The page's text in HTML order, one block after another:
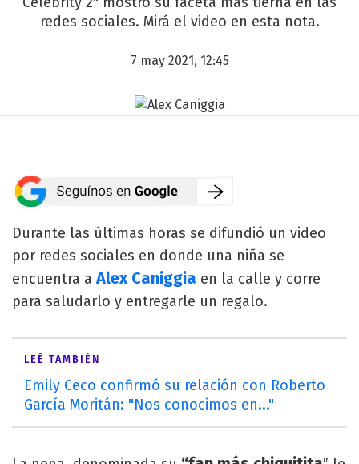
redes sociales. Mirá el video en esta nota.
7 may 2021, 12:45
Durante las últimas horas se difundió un video
por redes sociales en donde una niña se
encuentra aAlex Caniggia en la calle y corre
para saludarlo y entregarle un regalo.
LEÉ TAMBIÉN
Emily Ceco confirmó su relación con Roberto
García Moritán: "Nos conocimos en..."